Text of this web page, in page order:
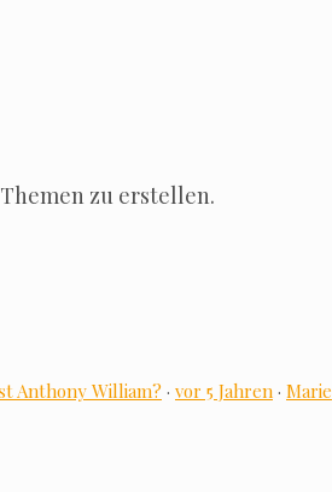
zu erstellen.
Antho­ny Wil­liam? · vor 5 Jah­ren · Marie